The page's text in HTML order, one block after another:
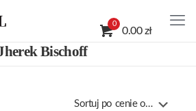
0
0.00 zł
Bischoff